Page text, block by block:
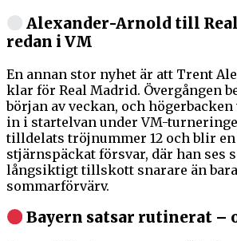
Alexander-Arnold till
redan i VM
En annan stor nyhet är att Trent
klar för Real Madrid. Övergången
början av veckan, och
in i startelvan under VM-
tilldelats tröjnummer 12 och blir en
stjärnspäckat försvar, där han ses
långsiktigt tillskott snarare än
sommarförvärv.
Bayern satsar rutinerat –